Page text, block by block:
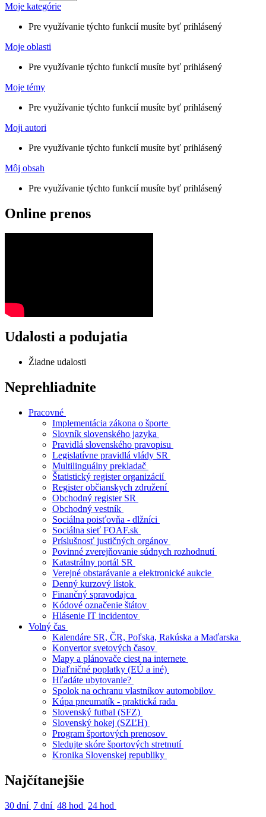
Moje kategórie
Pre využívanie týchto funkcií musíte byť prihlásený
Moje oblasti
Pre využívanie týchto funkcií musíte byť prihlásený
Moje témy
Pre využívanie týchto funkcií musíte byť prihlásený
Moji autori
Pre využívanie týchto funkcií musíte byť prihlásený
Môj obsah
Pre využívanie týchto funkcií musíte byť prihlásený
Online prenos
Udalosti a podujatia
Žiadne udalosti
Neprehliadnite
Pracovné
Implementácia zákona o športe
Slovník slovenského jazyka
Pravidlá slovenského pravopisu
Legislatívne pravidlá vlády SR
Multilinguálny prekladač
Štatistický register organizácií
Register občianskych združení
Obchodný register SR
Obchodný vestník
Sociálna poisťovňa - dlžníci
Sociálna sieť FOAF.sk
Príslušnosť justičných orgánov
Povinné zverejňovanie súdnych rozhodnutí
Katastrálny portál SR
Verejné obstarávanie a elektronické aukcie
Denný kurzový lístok
Finančný spravodajca
Kódové označenie štátov
Hlásenie IT incidentov
Volný čas
Kalendáre SR, ČR, Poľska, Rakúska a Maďarska
Konvertor svetových časov
Mapy a plánovače ciest na internete
Diaľničné poplatky (EÚ a iné)
Hľadáte ubytovanie?
Spolok na ochranu vlastníkov automobilov
Kúpa pneumatík - praktická rada
Slovenský futbal (SFZ)
Slovenský hokej (SZĽH)
Program športových prenosov
Sledujte skóre športových stretnutí
Kronika Slovenskej republiky
Najčítanejšie
30 dní 7 dní 48 hod 24 hod